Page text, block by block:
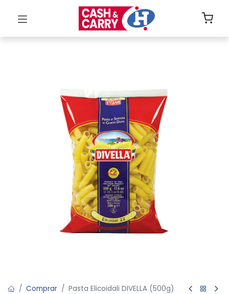
Comprar Pasta Elicoidali DIVELLA (500g)